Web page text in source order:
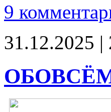
9
31.12.2025 |
ОБОВСЁМ-